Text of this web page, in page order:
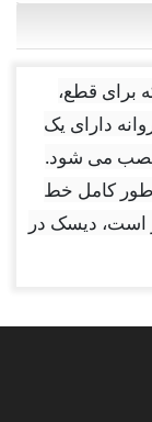
برای قطع،
دارای یک
می شود.
طور کامل خط
است، دیسک در